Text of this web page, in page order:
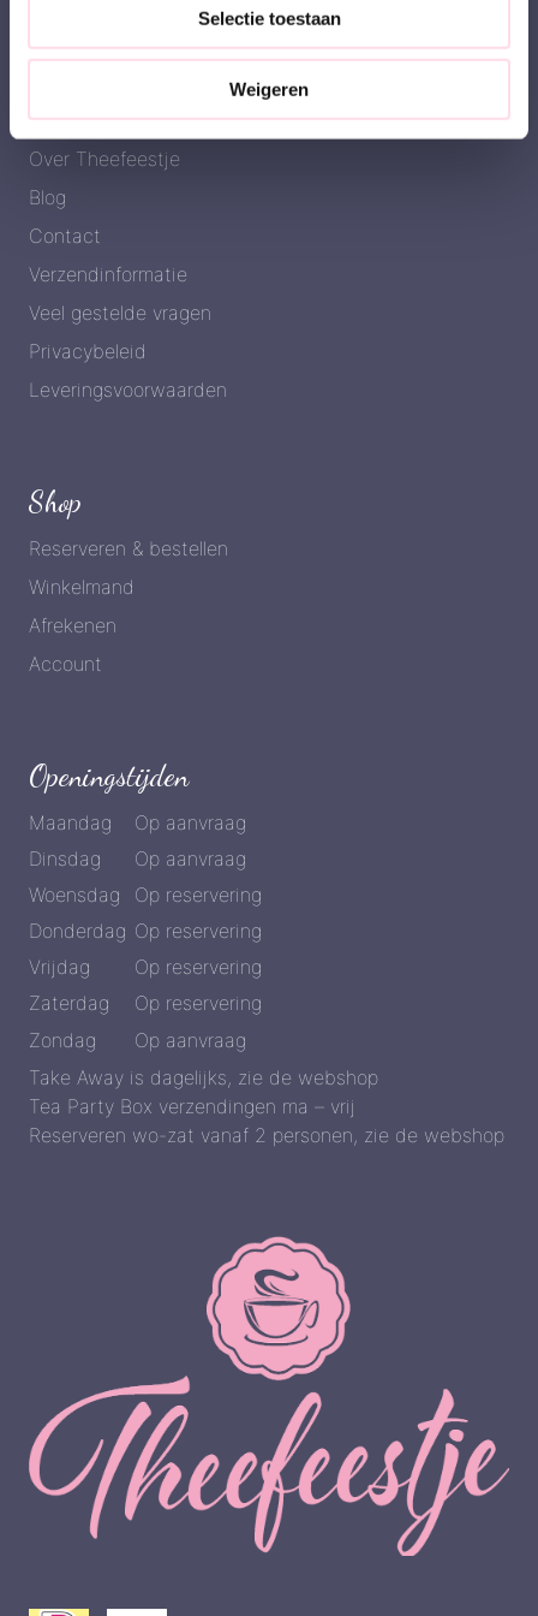
Selectie toestaan
Weigeren
Meer informatie
Over Theefeestje
Blog
Contact
Verzendinformatie
Veel gestelde vragen
Privacybeleid
Leveringsvoorwaarden
Shop
Reserveren & bestellen
Winkelmand
Afrekenen
Account
Openingstijden
Maandag
Op aanvraag
Dinsdag
Op aanvraag
Woensdag
Op reservering
Donderdag Op reservering
Vrijdag
Op reservering
Zaterdag
Op reservering
Zondag
Op aanvraag
Take Away is dagelijks, zie de webshop
Tea Party Box verzendingen ma – vrij
Reserveren wo-zat vanaf 2 personen, zie de webshop